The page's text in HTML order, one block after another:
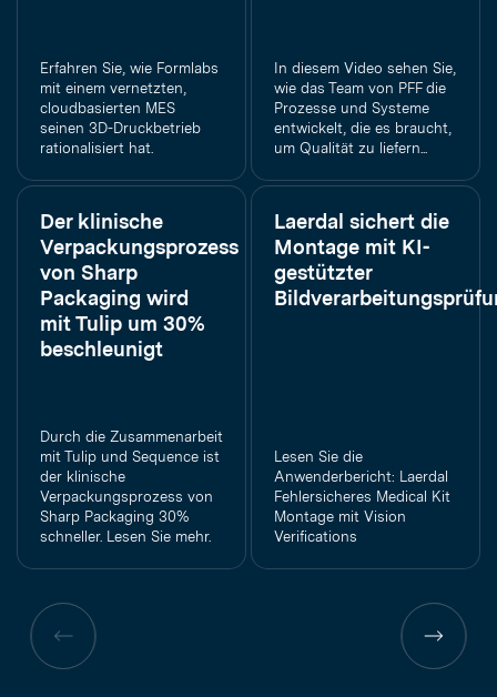
Erfahren Sie, wie Formlabs
mit einem vernetzten,
cloudbasierten MES
seinen 3D-Druckbetrieb
rationalisiert hat.
In diesem Video sehen Sie,
wie das Team von PFF die
Prozesse und Systeme
entwickelt, die es braucht,
um Qualität zu liefern...
Der klinische
Verpackungsprozess
von Sharp
Packaging wird
mit Tulip um 30%
beschleunigt
Durch die Zusammenarbeit
mit Tulip und Sequence ist
der klinische
Verpackungsprozess von
Sharp Packaging 30%
schneller. Lesen Sie mehr.
Laerdal sichert die
Montage mit KI-
gestützter
Lesen Sie die
Anwenderbericht: Laerdal
Fehlersicheres Medical Kit
Montage mit Vision
Verifications
Vorherige
Seite
Vorherige
Seite